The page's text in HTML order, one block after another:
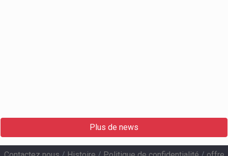
Plus de news